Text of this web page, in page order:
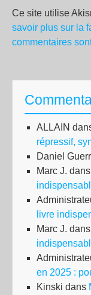
Ce site utilise
savoir plus sur la
commentaires
ALLAIN
répressif,
Daniel
Marc J. dans
livre
Marc J. dans
en 2025 :
Kinski dans